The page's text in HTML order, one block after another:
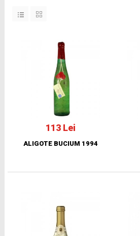
113 Lei
ALIGOTE BUCIUM 1994